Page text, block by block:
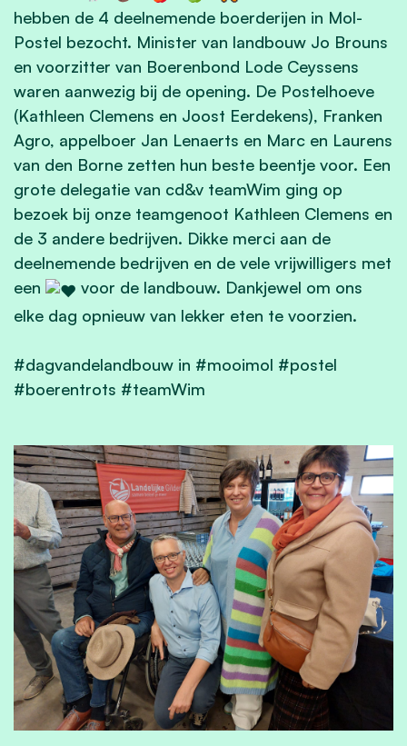
hebben de 4 deelnemende boerderijen in Mol-
Postel bezocht. Minister van landbouw Jo Brouns
en voorzitter van Boerenbond Lode Ceyssens
waren aanwezig bij de opening. De Postelhoeve
(Kathleen Clemens en Joost Eerdekens), Franken
Agro, appelboer Jan Lenaerts en Marc en Laurens
van den Borne zetten hun beste beentje voor. Een
grote delegatie van cd&v teamWim ging op
bezoek bij onze teamgenoot Kathleen Clemens en
de 3 andere bedrijven. Dikke merci aan de
deelnemende bedrijven en de vele vrijwilligers met
een
voor de landbouw. Dankjewel om ons
elke dag opnieuw van lekker eten te voorzien.
#dagvandelandbouw in #mooimol #postel
#boerentrots #teamWim